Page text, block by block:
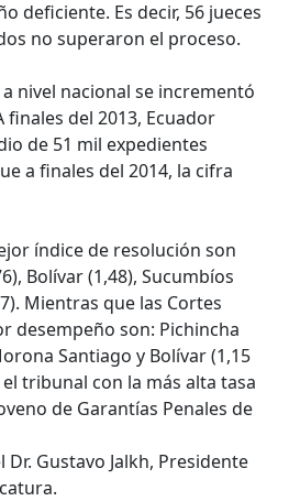
deficiente. Es decir, 56 jueces
no superaron el proceso.
nivel nacional se incrementó
del 2013, Ecuador
de 51 mil expedientes
a finales del 2014, la cifra
índice de resolución son
Bolívar (1,48), Sucumbíos
Mientras que las Cortes
desempeño son: Pichincha
Santiago y Bolívar (1,15
tribunal con la más alta tasa
de Garantías Penales de
Gustavo Jalkh, Presidente